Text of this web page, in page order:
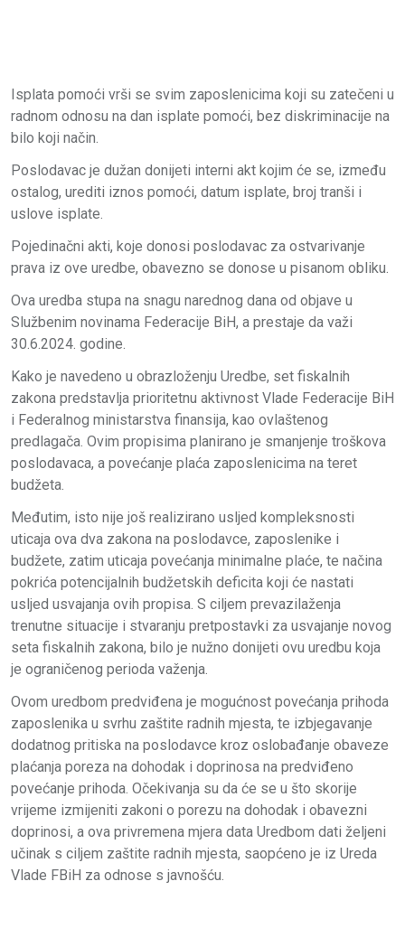
Isplata pomoći vrši se svim zaposlenicima koji su zatečeni u
radnom odnosu na dan isplate pomoći, bez diskriminacije na
bilo koji način.
Poslodavac je dužan donijeti interni akt kojim će se, između
ostalog, urediti iznos pomoći, datum isplate, broj tranši i
uslove isplate.
Pojedinačni akti, koje donosi poslodavac za ostvarivanje
prava iz ove uredbe, obavezno se donose u pisanom obliku.
Ova uredba stupa na snagu narednog dana od objave u
Službenim novinama Federacije BiH, a prestaje da važi
30.6.2024. godine.
Kako je navedeno u obrazloženju Uredbe, set fiskalnih
zakona predstavlja prioritetnu aktivnost Vlade Federacije BiH
i Federalnog ministarstva finansija, kao ovlaštenog
predlagača. Ovim propisima planirano je smanjenje troškova
poslodavaca, a povećanje plaća zaposlenicima na teret
budžeta.
Međutim, isto nije još realizirano usljed kompleksnosti
uticaja ova dva zakona na poslodavce, zaposlenike i
budžete, zatim uticaja povećanja minimalne plaće, te načina
pokrića potencijalnih budžetskih deficita koji će nastati
usljed usvajanja ovih propisa. S ciljem prevazilaženja
trenutne situacije i stvaranju pretpostavki za usvajanje novog
seta fiskalnih zakona, bilo je nužno donijeti ovu uredbu koja
je ograničenog perioda važenja.
Ovom uredbom predviđena je mogućnost povećanja prihoda
zaposlenika u svrhu zaštite radnih mjesta, te izbjegavanje
dodatnog pritiska na poslodavce kroz oslobađanje obaveze
plaćanja poreza na dohodak i doprinosa na predviđeno
povećanje prihoda. Očekivanja su da će se u što skorije
vrijeme izmijeniti zakoni o porezu na dohodak i obavezni
doprinosi, a ova privremena mjera data Uredbom dati željeni
učinak s ciljem zaštite radnih mjesta, saopćeno je iz Ureda
Vlade FBiH za odnose s javnošću.